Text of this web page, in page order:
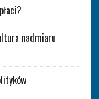
nadmiaru